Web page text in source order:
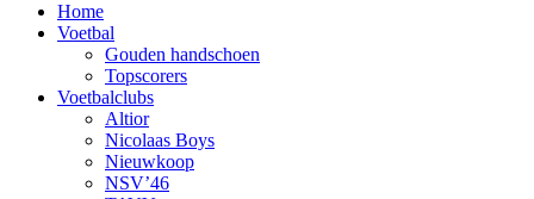
Home
Voetbal
Gouden handschoen
Topscorers
Voetbalclubs
Altior
Nicolaas Boys
Nieuwkoop
NSV’46